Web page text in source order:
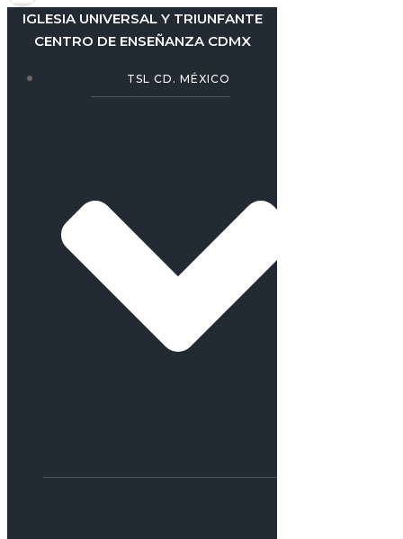
IGLESIA UNIVERSAL Y TRIUNFANTE
CENTRO DE ENSEÑANZA CDMX
TSL CD. MÉXICO